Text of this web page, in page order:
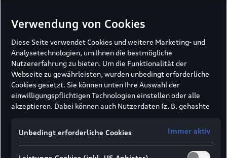
19.04.2023 Fotos: Mirja Geh
Am 7. Mai ertönt weltweit zur selben Zeit der
Startschuss für den Wings for Life World Run 2023.
Audi ist bereits zum fünften Mal in Folge offizieller
Partner des globalen Laufevents und stellt mit dem
Audi Q8 e-tron in Wien und dem Audi Q4 e-tron in
München auch traditionell das Catcher Car. Dieses
setzt sich eine halbe Stunde nach dem Start in
Bewegung, rollt den Läufer_innen mit anfänglich 14
Verwendung von Cookies
Diese Seite verwendet Cookies und weitere Marketing- und
Analysetechnologien, um Ihnen die bestmögliche
Nutzererfahrung zu bieten. Um die Funktionalität der
Webseite zu gewährleisten, wurden unbedingt erforderliche
Cookies gesetzt. Sie können unten Ihre Auswahl der
einwilligungspflichtigen Technologien einstellen oder alle
akzeptieren. Dabei können auch Nutzerdaten (z. B. gehashte
Formularabsendung) an unsere Partner (z. B. Google)
übermittelt werden, um die Nutzung der Website zu
Unbedingt erforderliche Cookies Immer aktiv